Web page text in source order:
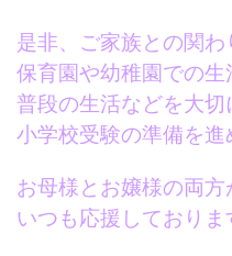
是非、ご家族との関わ
保育園や幼稚園での生
普段の生活などを大切
小学校受験の準備を進
お母様とお嬢様の両
いつも応援しておりま